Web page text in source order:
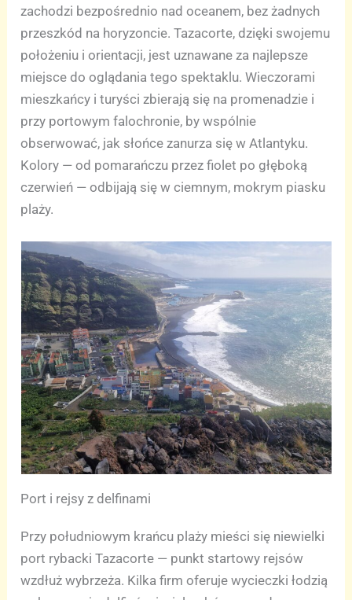
zachodzi bezpośrednio nad oceanem, bez żadnych
przeszkód na horyzoncie. Tazacorte, dzięki swojemu
położeniu i orientacji, jest uznawane za najlepsze
miejsce do oglądania tego spektaklu. Wieczorami
mieszkańcy i turyści zbierają się na promenadzie i
przy portowym falochronie, by wspólnie
obserwować, jak słońce zanurza się w Atlantyku.
Kolory — od pomarańczu przez fiolet po głęboką
czerwień — odbijają się w ciemnym, mokrym piasku
plaży.
Port i rejsy z delfinami
Przy południowym krańcu plaży mieści się niewielki
port rybacki Tazacorte — punkt startowy rejsów
wzdłuż wybrzeża. Kilka firm oferuje wycieczki łodzią